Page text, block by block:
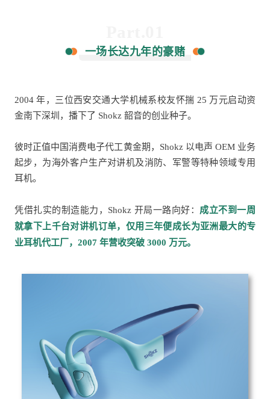
一场长达九年的豪赌
2004 年，三位西安交通大学机械系校友怀揣 25 万元启动资
金南下深圳，播下了 Shokz 韶音的创业种子。
彼时正值中国消费电子代工黄金期，Shokz 以电声 OEM 业务
起步，为海外客户生产对讲机及消防、军警等特种领域专用
耳机。
凭借扎实的制造能力，Shokz 开局一路向好： 成立不到一周
就拿下上千台对讲机订单，仅用三年便成长为亚洲最大的专
业耳机代工厂，2007 年营收突破 3000 万元。